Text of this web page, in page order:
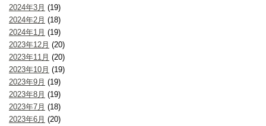
2024年3月 (19)
2024年2月 (18)
2024年1月 (19)
2023年12月 (20)
2023年11月 (20)
2023年10月 (19)
2023年9月 (19)
2023年8月 (19)
2023年7月 (18)
2023年6月 (20)